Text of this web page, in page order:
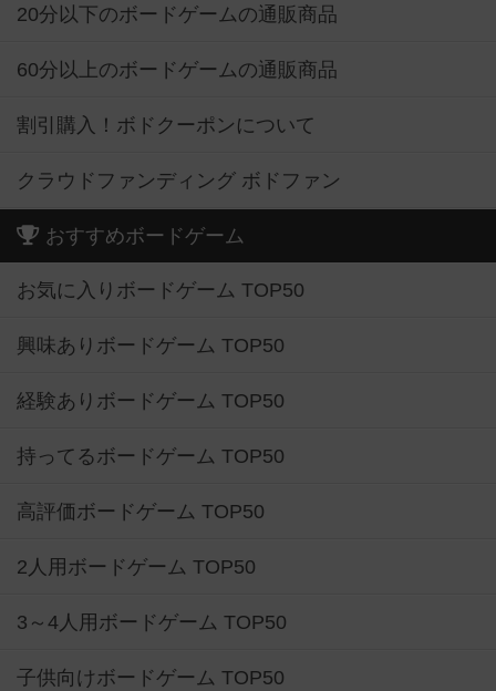
20分以下のボードゲームの通販商品
60分以上のボードゲームの通販商品
割引購入！ボドクーポンについて
クラウドファンディング ボドファン
おすすめボードゲーム
お気に入りボードゲーム TOP50
興味ありボードゲーム TOP50
経験ありボードゲーム TOP50
持ってるボードゲーム TOP50
高評価ボードゲーム TOP50
2人用ボードゲーム TOP50
3～4人用ボードゲーム TOP50
子供向けボードゲーム TOP50